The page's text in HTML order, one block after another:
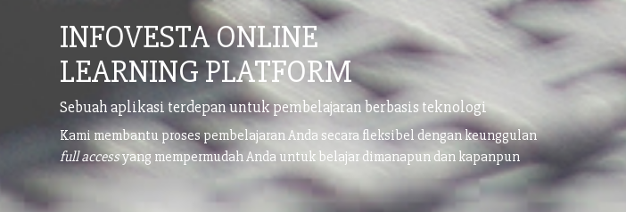
INFOVESTA ONLINE
LEARNING PLATFORM
Sebuah aplikasi terdepan untuk pembelajaran berbasis teknologi
Kami membantu proses pembelajaran Anda secara fleksibel dengan keunggulan
full accessyang mempermudah Anda untuk belajar dimanapun dan kapanpun